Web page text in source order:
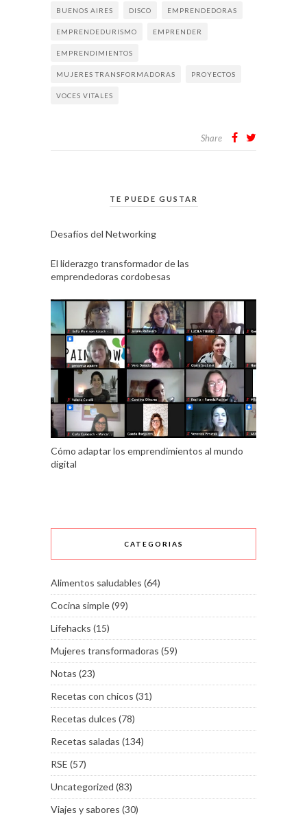
BUENOS AIRES DISCO EMPRENDEDORAS
EMPRENDEDURISMO EMPRENDER
EMPRENDIMIENTOS
MUJERES TRANSFORMADORAS PROYECTOS
VOCES VITALES
Share
TE PUEDE GUSTAR
Desafíos del Networking
El liderazgo transformador de las
emprendedoras cordobesas
Cómo adaptar los emprendimientos al mundo
digital
CATEGORIAS
Alimentos saludables (64)
Cocina simple(99)
Lifehacks (15)
Mujeres transformadoras (59)
Notas (23)
Recetas con chicos (31)
Recetas dulces (78)
Recetas saladas (134)
RSE (57)
Uncategorized (83)
Viajes y sabores (30)